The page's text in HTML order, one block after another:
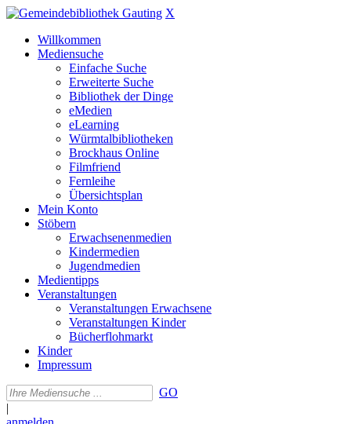
X
Willkommen
Mediensuche
Einfache Suche
Erweiterte Suche
Bibliothek der Dinge
eMedien
eLearning
Würmtalbibliotheken
Brockhaus Online
Filmfriend
Fernleihe
Übersichtsplan
Mein Konto
Stöbern
Erwachsenenmedien
Kindermedien
Jugendmedien
Medientipps
Veranstaltungen
Veranstaltungen Erwachsene
Veranstaltungen Kinder
Bücherflohmarkt
Kinder
Impressum
GO
|